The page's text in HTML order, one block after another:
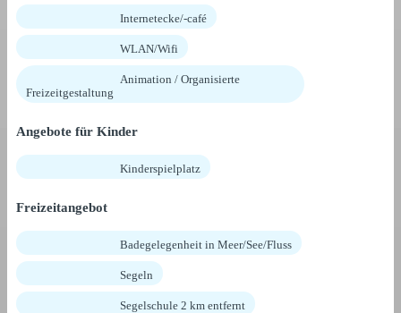
Internetecke/-café
WLAN/Wifi
Animation / Organisierte
Freizeitgestaltung
Angebote für Kinder
Kinderspielplatz
Freizeitangebot
Badegelegenheit in Meer/See/Fluss
Segeln
Segelschule 2 km entfernt